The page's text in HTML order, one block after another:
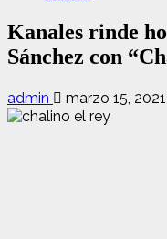
Kanales rinde
Sánchez con
admin marzo 15, 2021